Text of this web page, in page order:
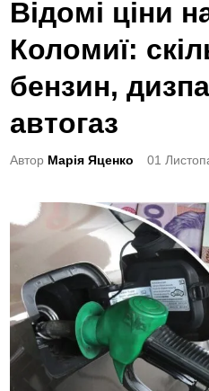
s
e
d
i
n
Відомі ціни
Коломиї:
бензин,
автогаз
Автор Марія Яценко 01